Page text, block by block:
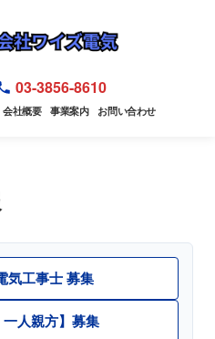
03-3856-8610
会社概要 事業案内 お問い合わせ
気工事士 募集
一人親方】募集